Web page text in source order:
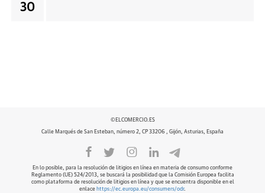
30
©ELCOMERCIO.ES
Calle Marqués de San Esteban, número 2, CP 33206 , Gijón, Asturias, España
En lo posible, para la resolución de litigios en línea en materia de consumo conforme
Reglamento (UE) 524/2013, se buscará la posibilidad que la Comisión Europea facilita
como plataforma de resolución de litigios en línea y que se encuentra disponible en el
enlace https://ec.europa.eu/consumers/odr.